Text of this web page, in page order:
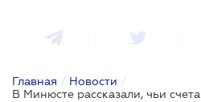
Главная / Новости /